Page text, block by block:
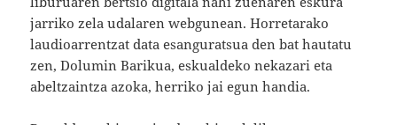
jarriko zela udalaren webgunean. Horretarako
laudioarrentzat data esanguratsua den bat hautatu
zen, Dolumin Barikua, eskualdeko nekazari eta
abeltzaintza azoka, herriko jai egun handia.